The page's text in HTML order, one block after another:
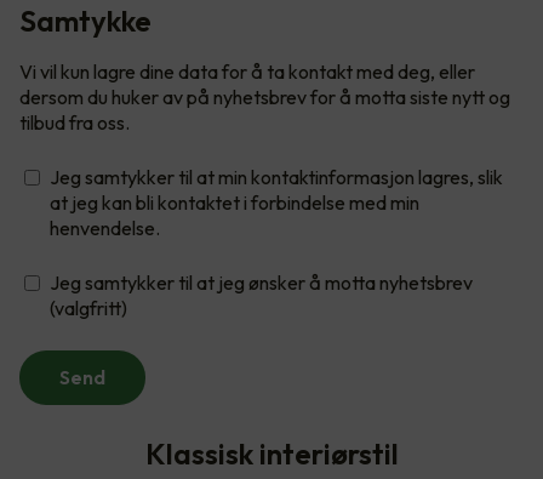
Samtykke
Vi vil kun lagre dine data for å ta kontakt med deg, eller
dersom du huker av på nyhetsbrev for å motta siste nytt og
tilbud fra oss.
Jeg samtykker til at min kontaktinformasjon lagres, slik
at jeg kan bli kontaktet i forbindelse med min
henvendelse.
Jeg samtykker til at jeg ønsker å motta nyhetsbrev
(valgfritt)
Send
Klassisk interiørstil